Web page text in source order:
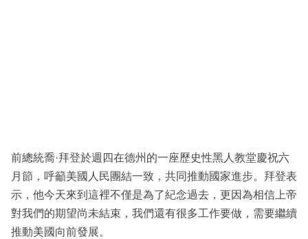
區
前總統喬·拜登於週四在德州的一座歷史性黑人教堂慶祝六
月節，呼籲美國人民團結一致，共同推動國家進步。拜登表
示，他今天來到這裡不僅是為了紀念過去，更因為相信上帝
對我們的期望尚未結束，我們還有很多工作要做，需要繼續
推動美國向前發展。